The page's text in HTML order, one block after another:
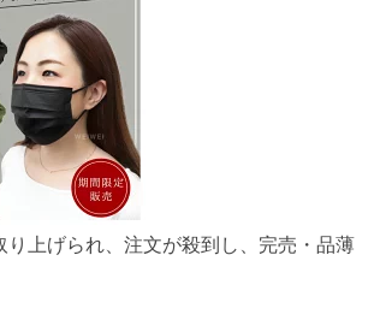
り上げられ、注文が殺到し、完売・品薄